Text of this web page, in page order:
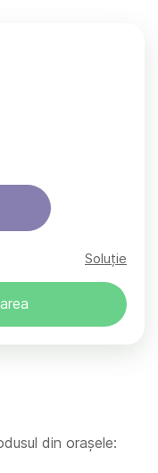
Soluție
din orașele: